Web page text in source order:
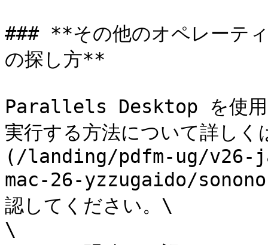
### **その他のオペレーテ
の探し方**
Parallels Desktop を使用
実行する方法について詳し
(/landing/pdfm-ug/
mac-26-yzzugaido/
認してください。\
\